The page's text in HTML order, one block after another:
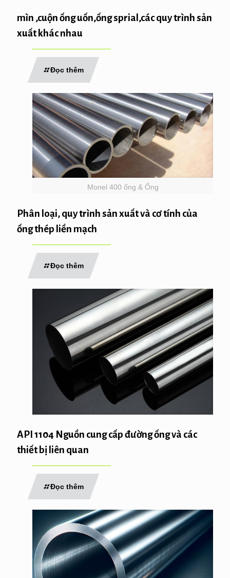
mìn ,cuộn ống uốn,ống sprial,các quy trình sản
xuất khác nhau
Đọc thêm
Monel 400 ống & Ống
Phân loại, quy trình sản xuất và cơ tính của
ống thép liền mạch
Đọc thêm
API 1104 Nguồn cung cấp đường ống và các
thiết bị liên quan
Đọc thêm